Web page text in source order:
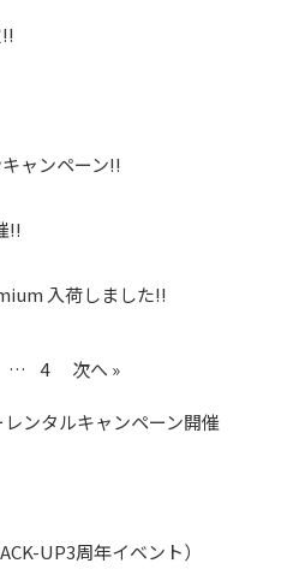
ャンペーン!!
!!
入荷しました!!
… 4 次へ »
ンタルキャンペーン開催
UP3周年イベント）